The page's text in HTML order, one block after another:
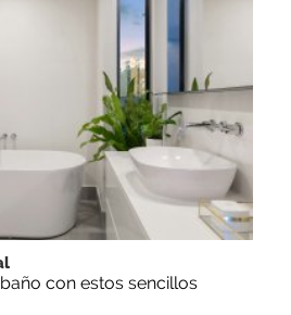
con estos sencillos